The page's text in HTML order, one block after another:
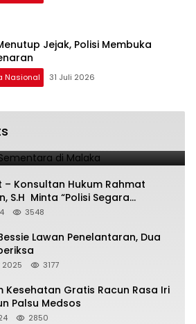
Jejak, Polisi Membuka
Nasional 31 Juli 2026
Unggul Sementara di Malaka
– Konsultan Hukum Rahmat
S.H Minta “Polisi Segara
Kasus Vina”
3548
Lawan Penelantaran, Dua
2025 3177
Kesehatan Gratis Racun Rasa Iri
Palsu Medsos
2850